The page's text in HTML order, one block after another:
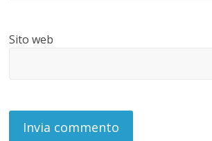
Sito web